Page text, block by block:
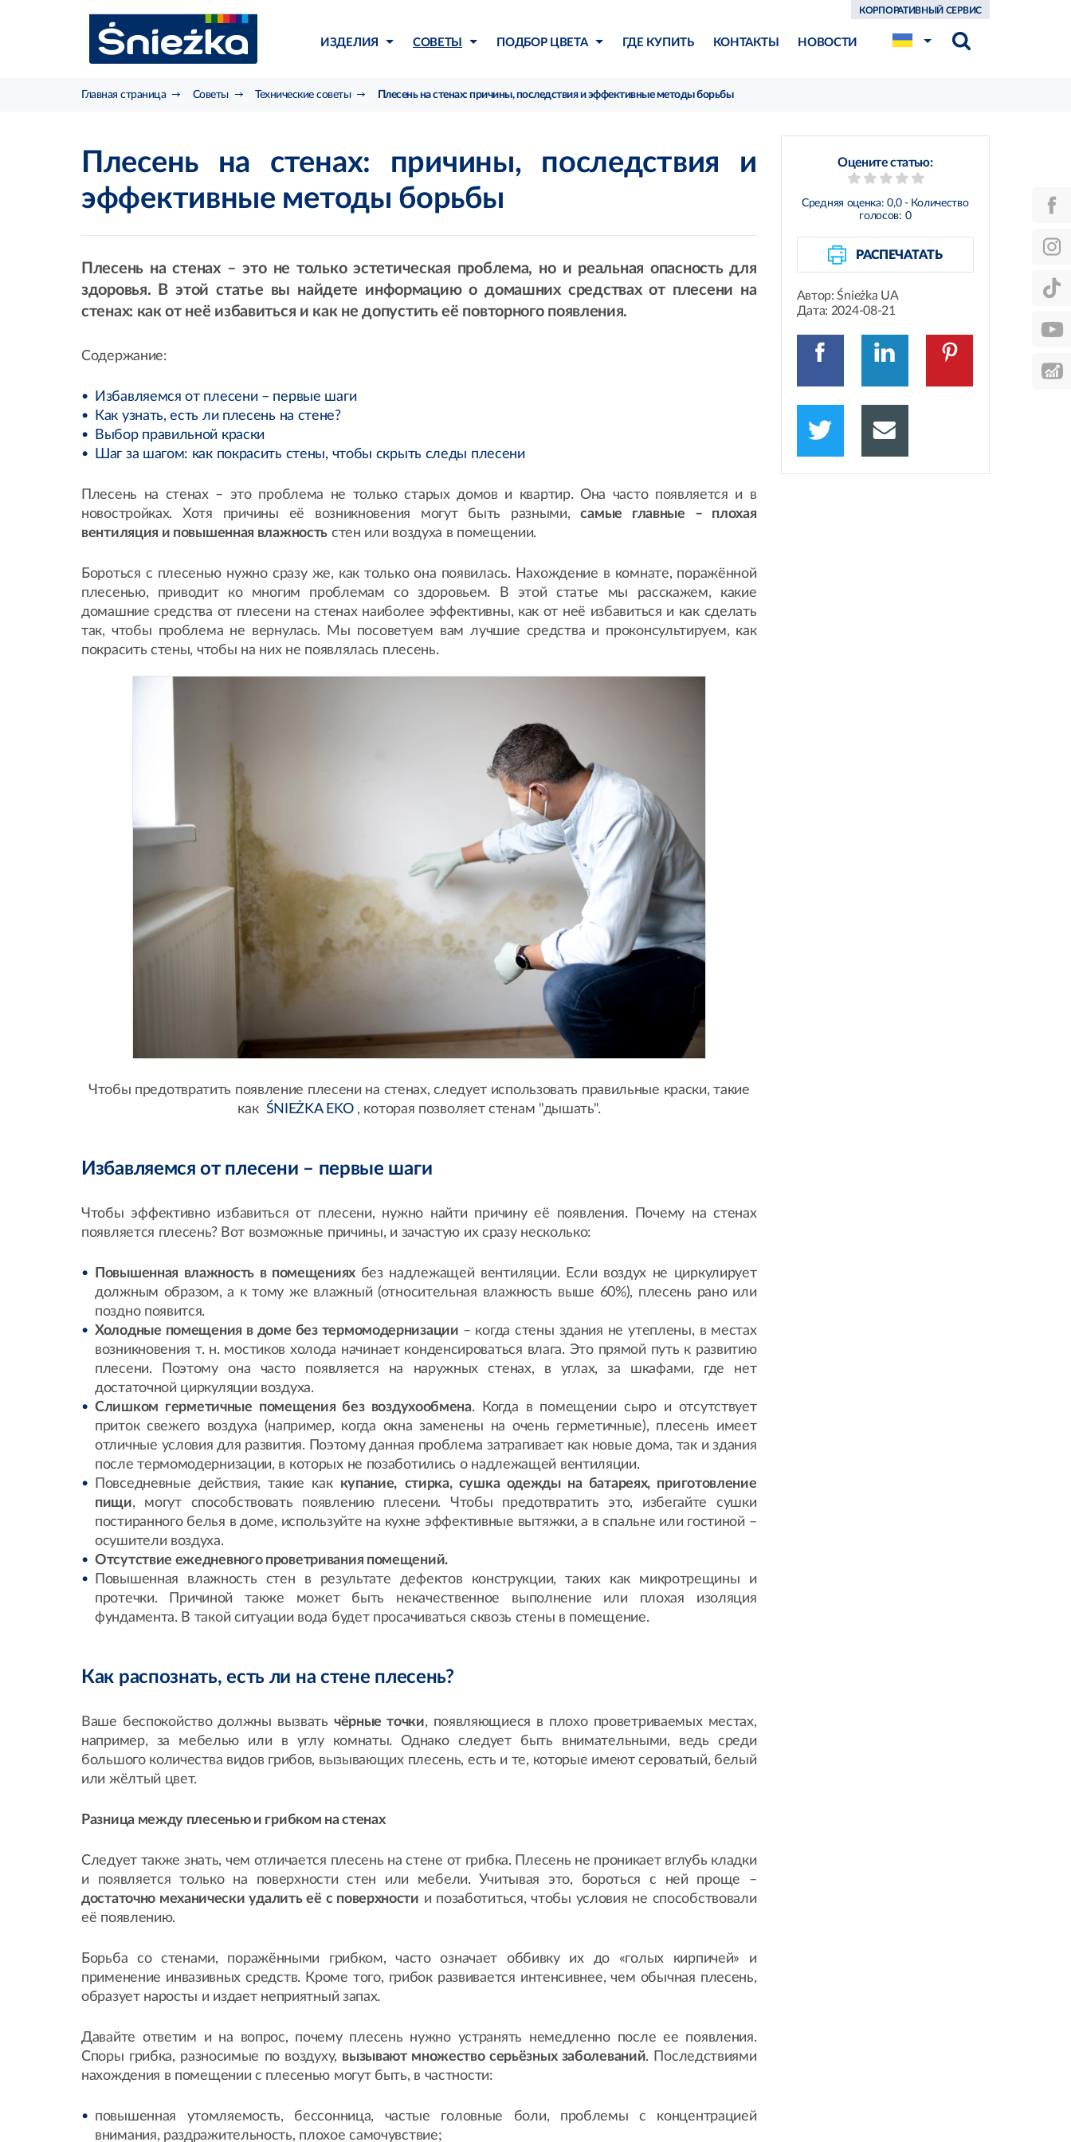
ИЗДЕЛИЯ СОВЕТЫ ПОДБОР ЦВЕТА ГДЕ КУПИТЬ КОНТАКТЫ НОВОСТИ
КОРПОРАТИВНЫЙ СЕРВИС
Главная страница Советы Технические советы Плесень на стенах: причины, последствия и эффективные методы борьбы
Плесень на стенах: причины, последствия и
эффективные методы борьбы
Плесень на стенах – это не только эстетическая проблема, но и реальная опасность для
здоровья. В этой статье вы найдете информацию о домашних средствах от плесени на
стенах: как от неё избавиться и как не допустить её повторного появления.
Содержание:
Избавляемся от плесени – первые шаги
Как узнать, есть ли плесень на стене?
Выбор правильной краски
Шаг за шагом: как покрасить стены, чтобы скрыть следы плесени
Плесень на стенах – это проблема не только старых домов и квартир. Она часто появляется и в
новостройках. Хотя причины её возникновения могут быть разными,самые главные – плохая
вентиляция и повышенная влажность стен или воздуха в помещении.
Бороться с плесенью нужно сразу же, как только она появилась. Нахождение в комнате, поражённой
плесенью, приводит ко многим проблемам со здоровьем. В этой статье мы расскажем, какие
домашние средства от плесени на стенах наиболее эффективны, как от неё избавиться и как сделать
так, чтобы проблема не вернулась. Мы посоветуем вам лучшие средства и проконсультируем, как
покрасить стены, чтобы на них не появлялась плесень.
Чтобы предотвратить появление плесени на стенах, следует использовать правильные краски, такие
как ŚNIEŻKA EKO, которая позволяет стенам "дышать".
Избавляемся от плесени – первые шаги
Чтобы эффективно избавиться от плесени, нужно найти причину её появления. Почему на стенах
появляется плесень? Вот возможные причины, и зачастую их сразу несколько:
Повышенная влажность в помещениях без надлежащей вентиляции. Если воздух не циркулирует
должным образом, а к тому же влажный (относительная влажность выше 60%), плесень рано или
поздно появится.
Холодные помещения в доме без термомодернизации – когда стены здания не утеплены, в местах
возникновения т. н. мостиков холода начинает конденсироваться влага. Это прямой путь к развитию
плесени. Поэтому она часто появляется на наружных стенах, в углах, за шкафами, где нет
достаточной циркуляции воздуха.
Слишком герметичные помещения без воздухообмена. Когда в помещении сыро и отсутствует
приток свежего воздуха (например, когда окна заменены на очень герметичные), плесень имеет
отличные условия для развития. Поэтому данная проблема затрагивает как новые дома, так и здания
после термомодернизации, в которых не позаботились о надлежащей вентиляции.
Повседневные действия, такие как купание, стирка, сушка одежды на батареях, приготовление
пищи, могут способствовать появлению плесени. Чтобы предотвратить это, избегайте сушки
постиранного белья в доме, используйте на кухне эффективные вытяжки, а в спальне или гостиной –
осушители воздуха.
Отсутствие ежедневного проветривания помещений.
Повышенная влажность стен в результате дефектов конструкции, таких как микротрещины и
протечки. Причиной также может быть некачественное выполнение или плохая изоляция
фундамента. В такой ситуации вода будет просачиваться сквозь стены в помещение.
Как распознать, есть ли на стене плесень?
Ваше беспокойство должны вызвать чёрные точки, появляющиеся в плохо проветриваемых местах,
например, за мебелью или в углу комнаты. Однако следует быть внимательными, ведь среди
большого количества видов грибов, вызывающих плесень, есть и те, которые имеют сероватый, белый
или жёлтый цвет.
Разница между плесенью и грибком на стенах
Следует также знать, чем отличается плесень на стене от грибка. Плесень не проникает вглубь кладки
и появляется только на поверхности стен или мебели. Учитывая это, бороться с ней проще –
достаточно механически удалить её с поверхности и позаботиться, чтобы условия не способствовали
её появлению.
Борьба со стенами, поражёнными грибком, часто означает оббивку их до «голых кирпичей» и
применение инвазивных средств. Кроме того, грибок развивается интенсивнее, чем обычная плесень,
образует наросты и издает неприятный запах.
Давайте ответим и на вопрос, почему плесень нужно устранять немедленно после ее появления.
Споры грибка, разносимые по воздуху, вызывают множество серьёзных заболеваний. Последствиями
нахождения в помещении с плесенью могут быть, в частности:
повышенная утомляемость, бессонница, частые головные боли, проблемы с концентрацией
внимания, раздражительность, плохое самочувствие;
Оцените статью:
Средняя оценка:0,0- Количество
голосов: 0
РАСПЕЧАТАТЬ
Автор:Śnieżka UA
Дата: 2024-08-21